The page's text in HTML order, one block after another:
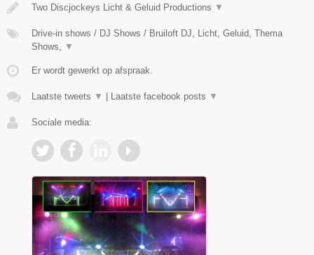
Two Discjockeys Licht & Geluid Productions ▼
Drive-in shows / DJ Shows / Bruiloft DJ, Licht, Geluid, Thema
Shows, ▼
Er wordt gewerkt op afspraak.
Laatste tweets ▼ Laatste facebook posts ▼
Sociale media: